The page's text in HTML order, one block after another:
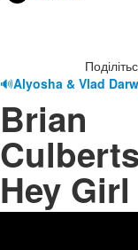
🔊Alyosha & Vlad
Brian
Hey Girl